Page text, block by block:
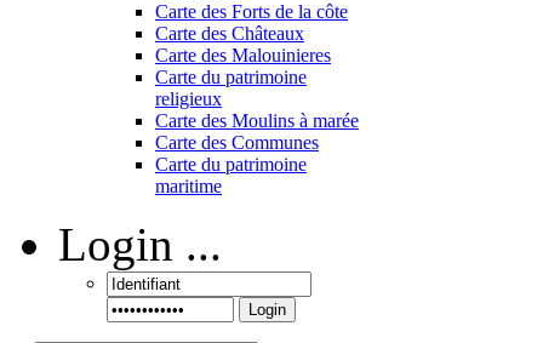
Carte des Forts de la côte
Carte des Châteaux
Carte des Malouinieres
Carte du patrimoine
religieux
Carte des Moulins à marée
Carte des Communes
Carte du patrimoine
maritime
Login ...
Login